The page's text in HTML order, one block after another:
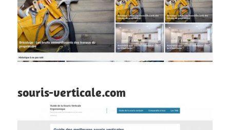
souris-verticale.com